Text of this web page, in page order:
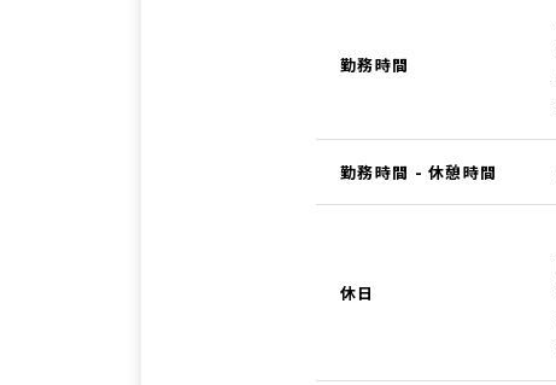
勤務時間
勤務時間 - 休憩時間
休日